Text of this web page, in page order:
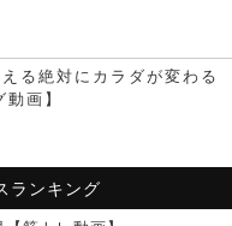
る絶対にカラダが変わる
画】
ランキング